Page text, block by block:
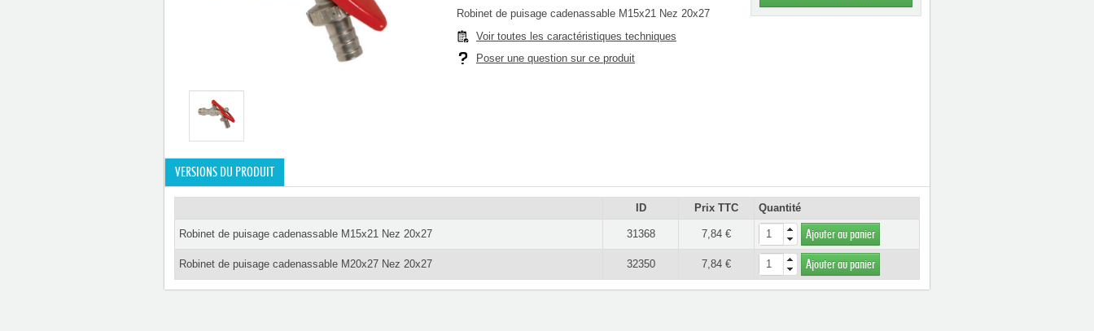
Robinet de puisage cadenassable M15x21 Nez 20x27
Voir toutes les caractéristiques techniques
Poser une question sur ce produit
VERSIONS DU PRODUIT
ID Prix TTC Quantité
Robinet de puisage cadenassable M15x21 Nez 20x27 31368 7,84 € Ajouter au panier
Robinet de puisage cadenassable M20x27 Nez 20x27 32350 7,84 € Ajouter au panier